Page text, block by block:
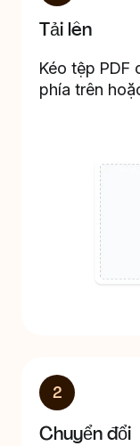
Tải lên
Kéo tệp PDF
phía trên
2
Chuyển đổi